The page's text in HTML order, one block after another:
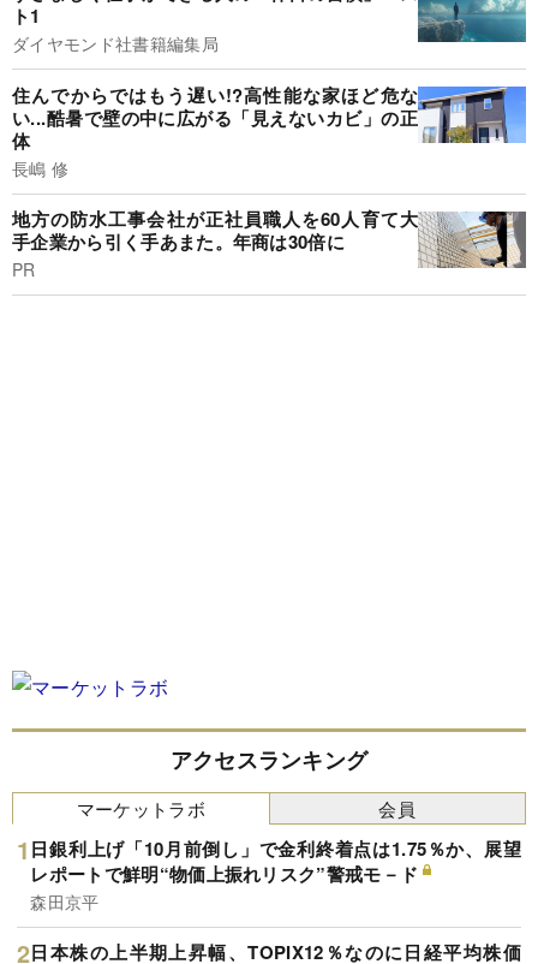
ト1
ダイヤモンド社書籍編集局
住んでからではもう遅い!?高性能な家ほど危な
い...酷暑で壁の中に広がる「見えないカビ」の正
体
長嶋 修
地方の防水工事会社が正社員職人を60人育て大
手企業から引く手あまた。年商は30倍に
PR
アクセスランキング
マーケットラボ
日銀利上げ「10月前倒し」で金利終着点は1.75％か、展望
レポートで鮮明“物価上振れリスク”警戒モ－ド
森田京平
日本株の上半期上昇幅、TOPIX12％なのに日経平均株価
会員